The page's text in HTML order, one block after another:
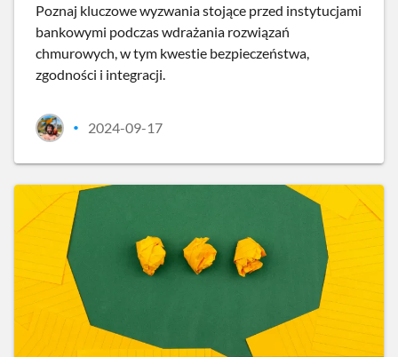
Poznaj kluczowe wyzwania stojące przed instytucjami
bankowymi podczas wdrażania rozwiązań
chmurowych, w tym kwestie bezpieczeństwa,
zgodności i integracji.
• 2024-09-17